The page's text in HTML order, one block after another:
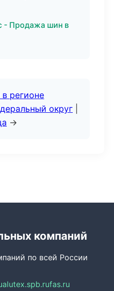
- Продажа шин в
регионе
округ
→
компаний
по всей России
alutex.spb.rufas.ru